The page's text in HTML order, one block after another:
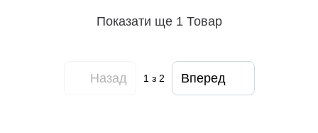
Показати ще 1 Товар
Назад 1 з 2 Вперед